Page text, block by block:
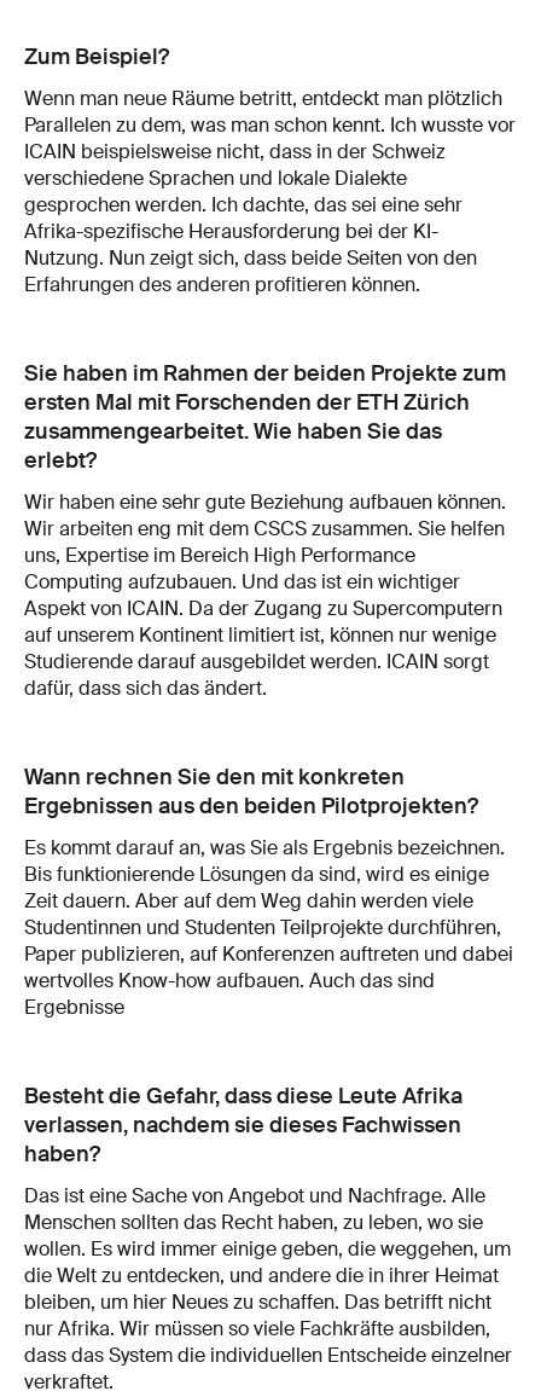
Zum Beispiel?
Wenn man neue Räume betritt, entdeckt man plötzlich
Parallelen zu dem, was man schon kennt. Ich wusste vor
ICAIN beispielsweise nicht, dass in der Schweiz
verschiedene Sprachen und lokale Dialekte
gesprochen werden. Ich dachte, das sei eine sehr
Afrika-spezifische Herausforderung bei der KI-
Nutzung. Nun zeigt sich, dass beide Seiten von den
Erfahrungen des anderen profitieren können.
Sie haben im Rahmen der beiden Projekte zum
ersten Mal mit Forschenden der ETH Zürich
zusammengearbeitet. Wie haben Sie das
erlebt?
Wir haben eine sehr gute Beziehung aufbauen können.
Wir arbeiten eng mit dem CSCS zusammen. Sie helfen
uns, Expertise im Bereich High Performance
Computing aufzubauen. Und das ist ein wichtiger
Aspekt von ICAIN. Da der Zugang zu Supercomputern
auf unserem Kontinent limitiert ist, können nur wenige
Studierende darauf ausgebildet werden. ICAIN sorgt
dafür, dass sich das ändert.
Wann rechnen Sie den mit konkreten
Ergebnissen aus den beiden Pilotprojekten?
Es kommt darauf an, was Sie als Ergebnis bezeichnen.
Bis funktionierende Lösungen da sind, wird es einige
Zeit dauern. Aber auf dem Weg dahin werden viele
Studentinnen und Studenten Teilprojekte durchführen,
Paper publizieren, auf Konferenzen auftreten und dabei
wertvolles Know-how aufbauen. Auch das sind
Ergebnisse
Besteht die Gefahr, dass diese Leute Afrika
verlassen, nachdem sie dieses Fachwissen
haben?
Das ist eine Sache von Angebot und Nachfrage. Alle
Menschen sollten das Recht haben, zu leben, wo sie
wollen. Es wird immer einige geben, die weggehen, um
die Welt zu entdecken, und andere die in ihrer Heimat
bleiben, um hier Neues zu schaffen. Das betrifft nicht
nur Afrika. Wir müssen so viele Fachkräfte ausbilden,
dass das System die individuellen Entscheide einzelner
verkraftet.